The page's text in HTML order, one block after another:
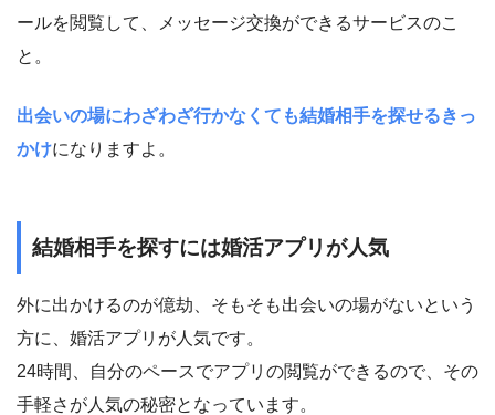
ールを閲覧して、メッセージ交換ができるサービスのこ
と。
出会いの場にわざわざ行かなくても結婚相手を探せるきっ
かけになりますよ。
結婚相手を探すには婚活アプリが人気
外に出かけるのが億劫、そもそも出会いの場がないという
方に、婚活アプリが人気です。
24時間、自分のペースでアプリの閲覧ができるので、その
手軽さが人気の秘密となっています。